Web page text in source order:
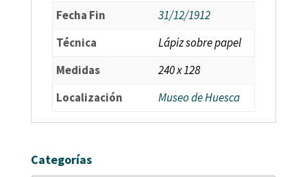
Fecha Fin
31/12/1912
Técnica
Lápiz sobre papel
Medidas
240 x 128
Localización
Museo de Huesca
Categorías